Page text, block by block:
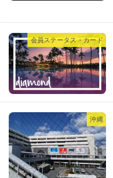
会員ステータス・カード
沖縄